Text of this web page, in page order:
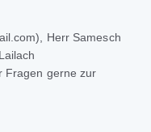
Herr Samesch
Fragen gerne zur